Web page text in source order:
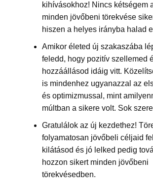
kihívásokhoz! Nincs kétségem
minden jövőbeni törekvése
hiszen a helyes irányba halad
Amikor életed új szakaszába
feledd, hogy pozitív szellemed
hozzáállásod idáig vitt.
is mindenhez ugyanazzal az
és optimizmussal, mint
múltban a sikere volt. Sok
Gratulálok az új kezdethez!
folyamatosan jövőbeli céljaid
kilátásod és jó lelked pedig
hozzon sikert minden jövőbeni
törekvésedben.